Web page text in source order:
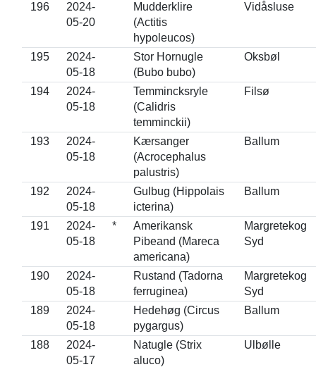
196
2024-
05-20
Mudderklire
(Actitis
hypoleucos)
Vidåsluse
195
2024-
05-18
Stor Hornugle
(Bubo bubo)
Oksbøl
194
2024-
05-18
Temmincksryle
(Calidris
temminckii)
Filsø
193
2024-
05-18
Kærsanger
(Acrocephalus
palustris)
Ballum
192
2024-
05-18
Gulbug (Hippolais
icterina)
Ballum
191
2024-
05-18
*
Amerikansk
Pibeand (Mareca
americana)
Margretekog
Syd
190
2024-
05-18
Rustand (Tadorna
ferruginea)
Margretekog
Syd
189
2024-
05-18
Hedehøg (Circus
pygargus)
Ballum
188
2024-
05-17
Natugle (Strix
aluco)
Ulbølle